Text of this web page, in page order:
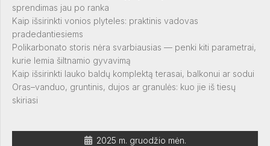
sprendimas jau po ranka
Kaip išsirinkti vonios plyteles: praktinis vadovas
pradedantiesiems
Polikarbonato storis nėra svarbiausias — penki kiti parametrai,
kurie lemia šiltnamio gyvavimą
Kaip išsirinkti lauko baldų komplektą terasai, balkonui ar sodui
Oras–vanduo, gruntinis, dujos ar granulės: kuo jie iš tiesų
skiriasi
2025 m. gruodžio mėn.